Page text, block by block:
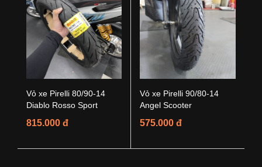
Vỏ xe Pirelli 80/90-14
Diablo Rosso Sport
815.000 đ
Vỏ xe Pirelli 90/80-14
Angel Scooter
575.000 đ